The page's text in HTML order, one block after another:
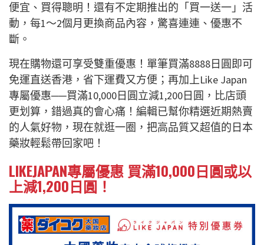
便宜、買得聰明！還有不定期推出的「買一送一」活
動，每1～2個月更換商品內容，驚喜連連、優惠不
斷。
現在購物還可享受雙重優惠！單筆買滿8888日圓即可
免運直送香港，省下運費又方便；再加上Like Japan
專屬優惠──買滿10,000日圓立減1,200日圓，比店頭
更划算，錯過真的會心痛！編輯已幫你精選近期熱賣
的人氣好物，現在就逛一圈，把高品質又超值的日本
藥妝輕鬆帶回家吧！
LIKEJAPAN專屬優惠 買滿10,000日圓或以
上減1,200日圓！